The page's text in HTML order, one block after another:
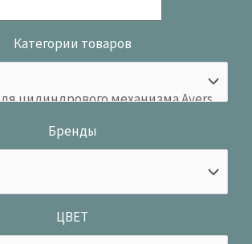
Категории товаров
Бренды
ЦВЕТ